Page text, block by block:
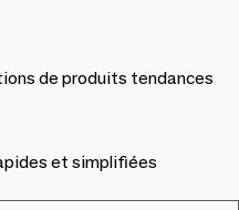
de produits tendances
et simplifiées